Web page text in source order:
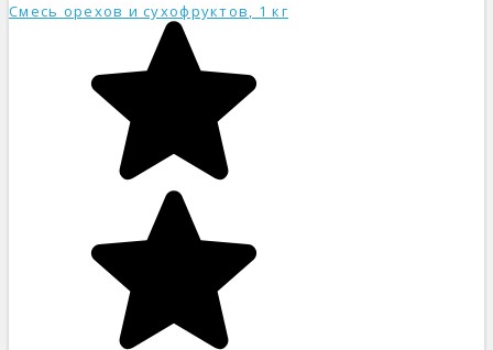
Смесь орехов и сухофруктов, 1 кг